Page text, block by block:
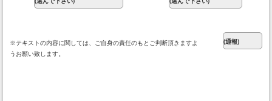
※テキストの内容に関しては、ご自身の責任のもとご判断頂きますよ
うお願い致します。